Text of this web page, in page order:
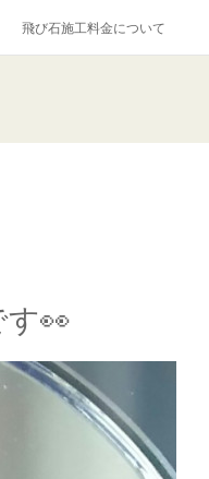
飛び石施工料金について
👀